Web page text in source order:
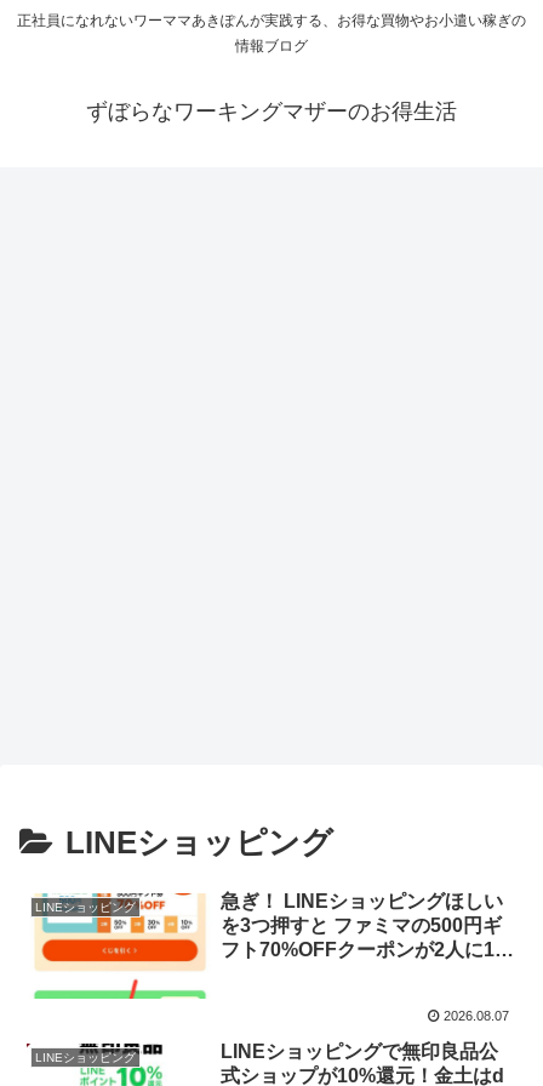
正社員になれないワーママあきぽんが実践する、お得な買物やお小遣い稼ぎの
情報ブログ
ずぼらなワーキングマザーのお得生活
LINEショッピング
LINEショッピング
急ぎ！ LINEショッピングほしい
を3つ押すと ファミマの500円ギ
フト70%OFFクーポンが2人に1人
2026.08.07
LINEショッピング
LINEショッピングで無印良品公
式ショップが10%還元！金土はd